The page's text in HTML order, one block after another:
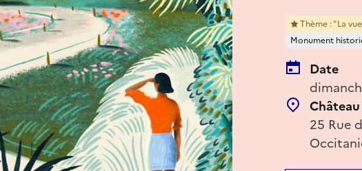
Thème : "La
Monument
Date
25 Rue